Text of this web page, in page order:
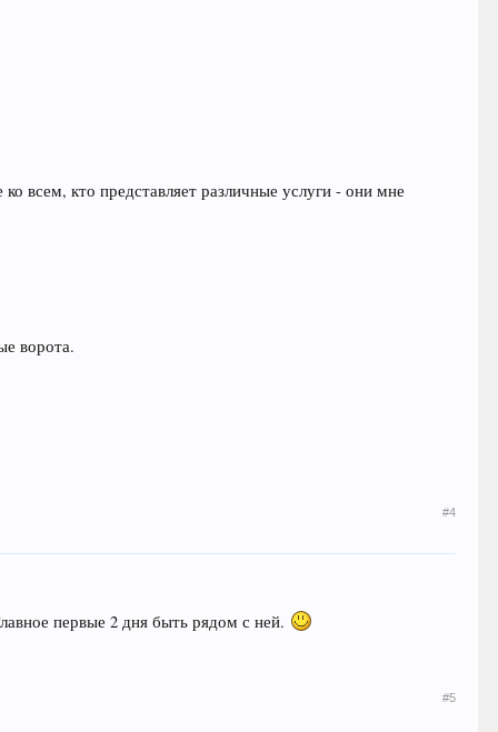
всем, кто представляет различные услуги - они мне
ворота.
#4
первые 2 дня быть рядом с ней.
#5